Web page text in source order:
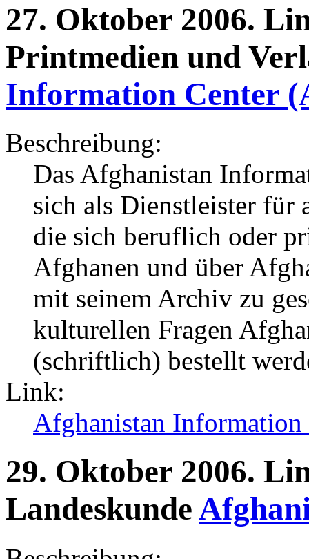
27. Oktober 2006.
Printmedien und
Information Center
Beschreibung:
Das Afghanistan
sich als Dienstleister für
die sich beruflich oder
Afghanen und über
mit seinem Archiv zu
kulturellen Fragen
(schriftlich) bestellt
Link:
Afghanistan
29. Oktober 2006.
Landeskunde